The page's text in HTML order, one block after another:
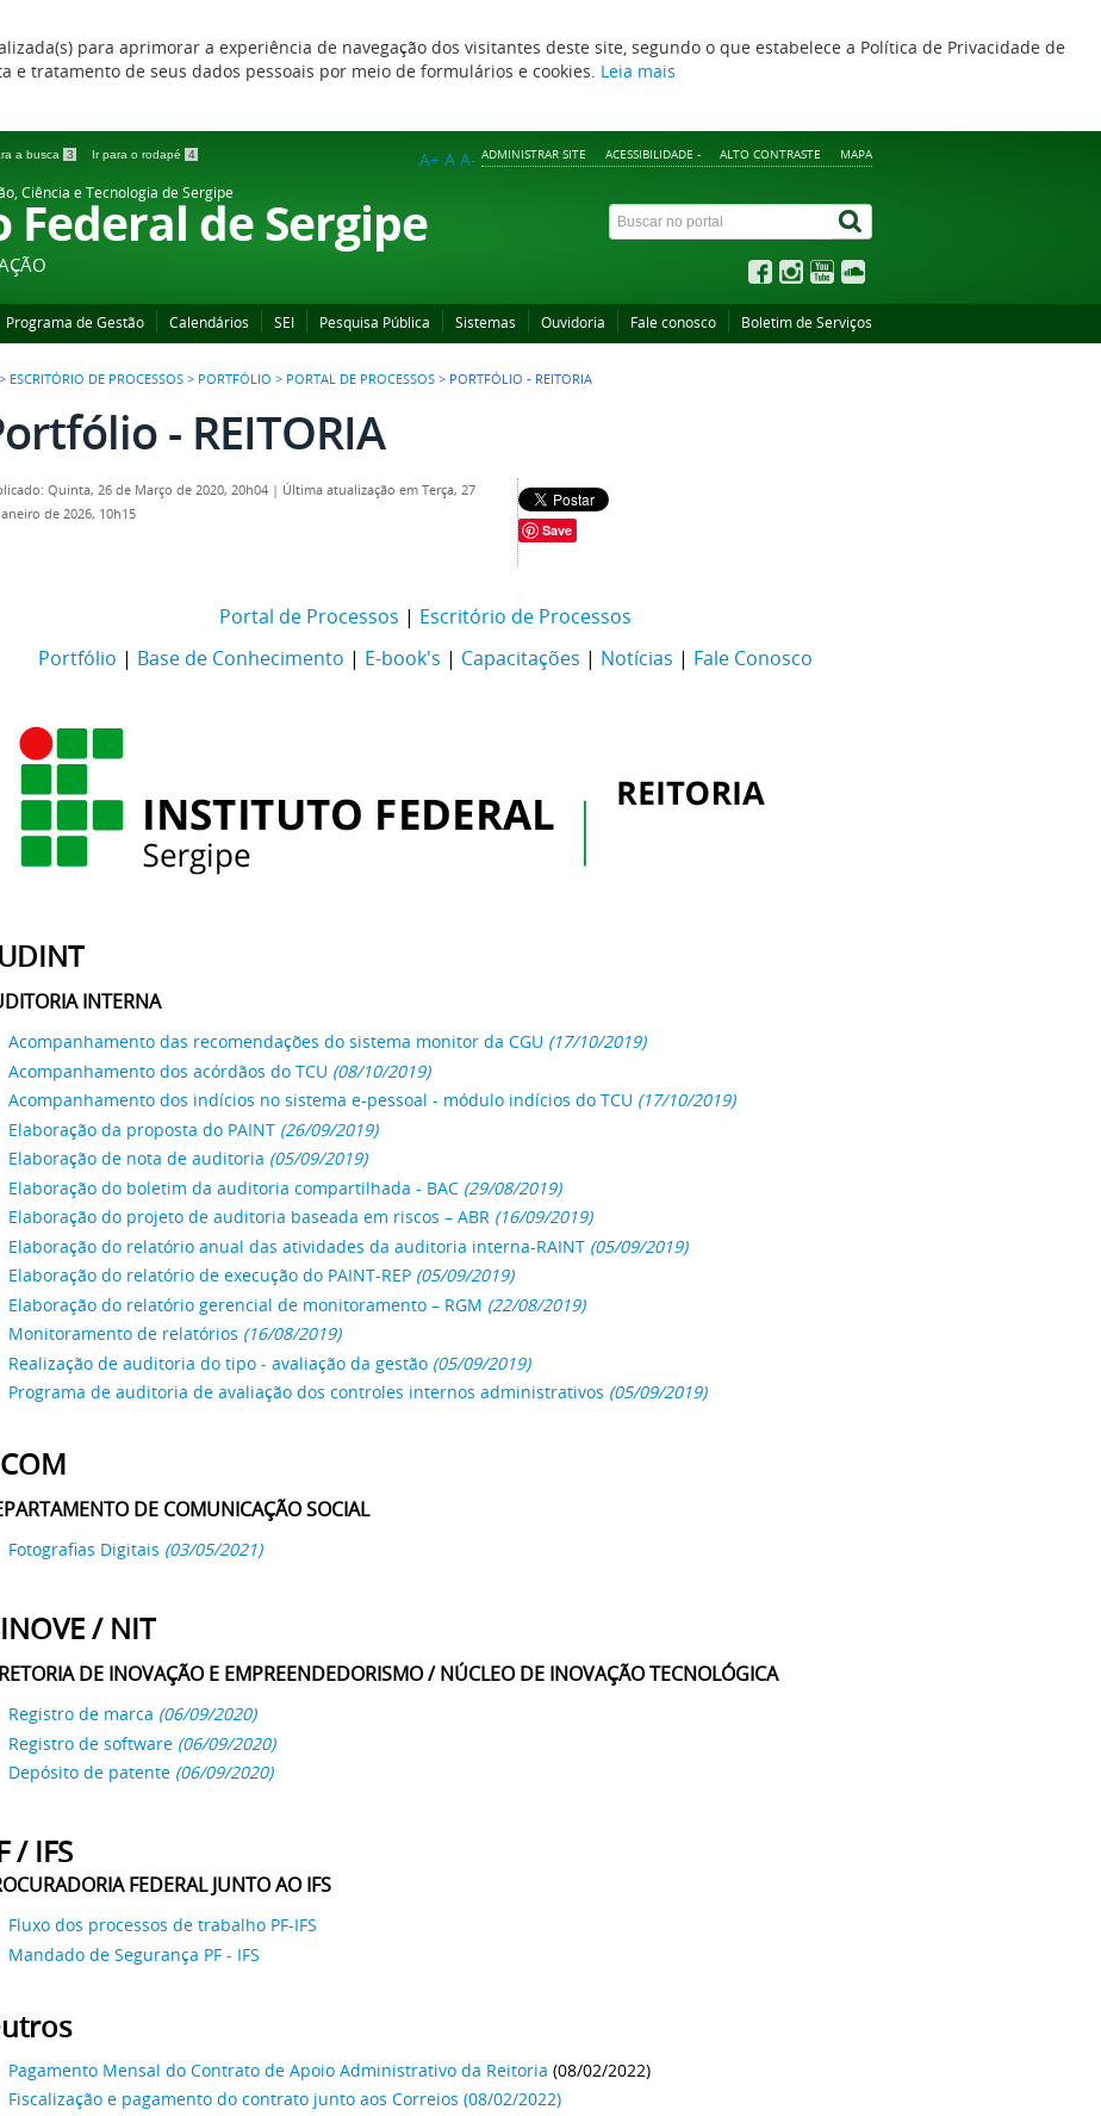
para aprimorar a experiência de navegação dos visitantes deste site, segundo o que estabelece a Política de Privacidade de
e tratamento de seus dados pessoais por meio de formulários e cookies. Leia mais
a busca 3 Ir para o rodapé 4 ADMINISTRAR SITE ACESSIBILIDADE - ALTO CONTRASTE MAPA
A+ A A-
Ciência e Tecnologia de Sergipede Sergipe
Programa de Gestão Calendários SEI Pesquisa Pública Sistemas Ouvidoria Fale conosco Boletim de Serviços
> ESCRITÓRIO DE PROCESSOS > PORTFÓLIO > PORTAL DE PROCESSOS > PORTFÓLIO - REITORIA
- REITORIA
Quinta, 26 de Março de 2020, 20h04 | Última atualização em Terça, 27
de 2026, 10h15
Save
Portal de Processos | Escritório de Processos
Portfólio | Base de Conhecimento | E-book's | Capacitações | Notícias | Fale Conosco
INTERNA
Acompanhamento das recomendações do sistema monitor da CGU (17/10/2019)
Acompanhamento dos acórdãos do TCU (08/10/2019)
Acompanhamento dos indícios no sistema e-pessoal - módulo indícios do TCU (17/10/2019)
Elaboração da proposta do PAINT (26/09/2019)
Elaboração de nota de auditoria (05/09/2019)
Elaboração do boletim da auditoria compartilhada - BAC (29/08/2019)
Elaboração do projeto de auditoria baseada em riscos – ABR (16/09/2019)
Elaboração do relatório anual das atividades da auditoria interna-RAINT (05/09/2019)
Elaboração do relatório de execução do PAINT-REP (05/09/2019)
Elaboração do relatório gerencial de monitoramento – RGM (22/08/2019)
Monitoramento de relatórios (16/08/2019)
Realização de auditoria do tipo - avaliação da gestão (05/09/2019)
Programa de auditoria de avaliação dos controles internos administrativos (05/09/2019)
DE COMUNICAÇÃO SOCIAL
Fotografias Digitais (03/05/2021)
/ NIT
DE INOVAÇÃO E EMPREENDEDORISMO / NÚCLEO DE INOVAÇÃO TECNOLÓGICA
Registro de marca (06/09/2020)
Registro de software (06/09/2020)
Depósito de patente (06/09/2020)
/ IFS
FEDERAL JUNTO AO IFS
Fluxo dos processos de trabalho PF-IFS
Mandado de Segurança PF - IFS
Pagamento Mensal do Contrato de Apoio Administrativo da Reitoria (08/02/2022)
Fiscalização e pagamento do contrato junto aos Correios (08/02/2022)